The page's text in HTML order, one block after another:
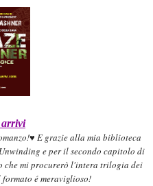
E grazie alla mia biblioteca
ng e per il secondo capitolo di
che mi procurerò l'intera trilogia dei
formato é meraviglioso!